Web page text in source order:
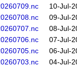
10-Jul-
09-Jul-
08-Jul-
07-Jul-
06-Jul-
04-Jul-